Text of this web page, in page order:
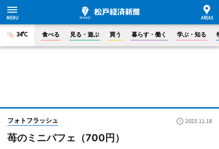
34°C 食べる 見る・遊ぶ 買う 暮らす・働く 学ぶ・知る
フォトフラッシュ 2023.11.18
苺のミニパフェ（700円）